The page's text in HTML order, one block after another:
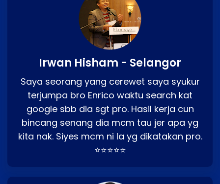
Irwan Hisham - Selangor
Saya seorang yang cerewet saya syukur
terjumpa bro Enrico waktu search kat
google sbb dia sgt pro. Hasil kerja cun
bincang senang dia mcm tau jer apa yg
kita nak. Siyes mcm ni la yg dikatakan pro.
⭐⭐⭐⭐⭐